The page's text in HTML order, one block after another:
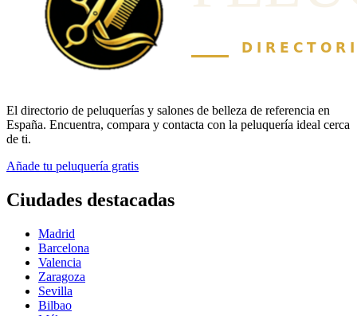
El directorio de peluquerías y salones de belleza de referencia en
España. Encuentra, compara y contacta con la peluquería ideal cerca
de ti.
Añade tu peluquería gratis
Ciudades destacadas
Madrid
Barcelona
Valencia
Zaragoza
Sevilla
Bilbao